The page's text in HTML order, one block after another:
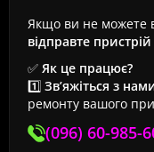
Якщо ви не можете
відправте
✅ Як це працює?
1️⃣ Зв’яжіться з
ремонту вашого
(096) 60-985-